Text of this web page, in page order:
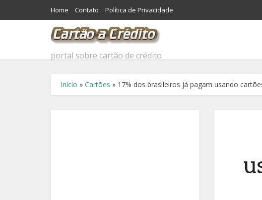
Home Contato Política de Privacidade
portal sobre cartão de crédito
Início » Cartões » 17% dos brasileiros já pagam usando